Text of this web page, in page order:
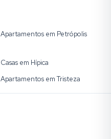
Apartamentos em Petrópolis
Casas em Hípica
Apartamentos em Tristeza